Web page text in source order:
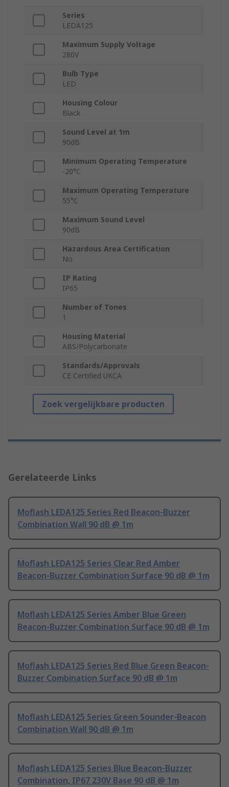
Series
LEDA125
Maximum Supply Voltage
280V
Bulb Type
LED
Housing Colour
Black
Sound Level at 1m
90dB
Minimum Operating Temperature
-20°C
Maximum Operating Temperature
55°C
Maximum Sound Level
90dB
Hazardous Area Certification
No
IP Rating
IP65
Number of Tones
1
Housing Material
ABS/Polycarbonate
Standards/Approvals
CE Certified UKCA
Zoek vergelijkbare producten
Gerelateerde Links
Moflash LEDA125 Series Red Beacon-Buzzer
Combination Wall 90 dB @ 1m
Moflash LEDA125 Series Clear Red Amber
Beacon-Buzzer Combination Surface 90 dB @ 1m
Moflash LEDA125 Series Amber Blue Green
Beacon-Buzzer Combination Surface 90 dB @ 1m
Moflash LEDA125 Series Red Blue Green Beacon-
Buzzer Combination Surface 90 dB @ 1m
Moflash LEDA125 Series Green Sounder-Beacon
Combination Wall 90 dB @ 1m
Moflash LEDA125 Series Blue Beacon-Buzzer
Combination, IP67 230V Base 90 dB @ 1m